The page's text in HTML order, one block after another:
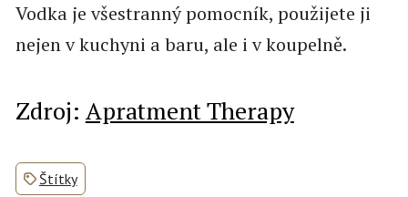
Vodka je všestranný pomocník, použijete ji
nejen v kuchyni a baru, ale i v koupelně.
Zdroj: Apratment Therapy
Štítky